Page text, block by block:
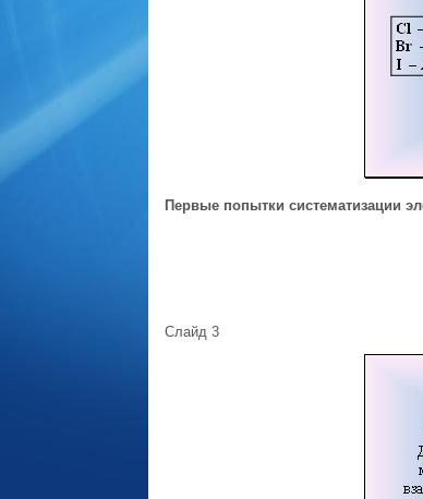
Первые попытки систематизации
Слайд 3